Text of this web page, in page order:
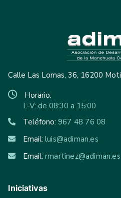
Calle Las Lomas, 36, 16200
Horario:
L-V: de 08:30 a 15:00
Teléfono: 967 48 76 08
Email: luis@adiman.es
Email: rmartinez@adiman.es
Iniciativas